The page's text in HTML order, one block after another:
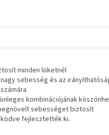
minden löketnél
sebesség és az
kombinációjának
sebességet biztosít
fejlesztették ki.